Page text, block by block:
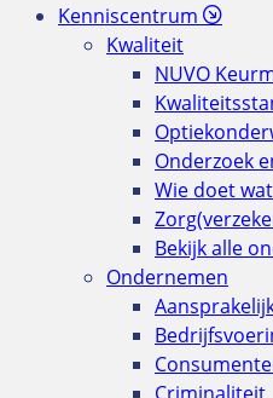
Kenniscentrum
Kwaliteit
NUVO
Onderzoek
Wie doet
Bekijk alle
Ondernemen